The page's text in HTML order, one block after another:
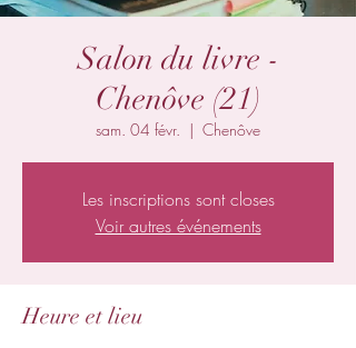
Salon du livre -
Chenôve (21)
sam. 04 févr.
  |
Chenôve
Les inscriptions sont closes
Voir autres événements
Heure et lieu